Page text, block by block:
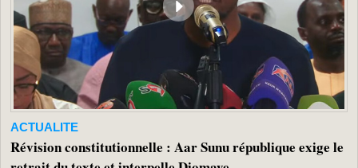
ACTUALITE
Révision constitutionnelle : Aar Sunu république exige le